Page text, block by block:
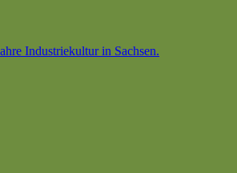
Industriekultur in Sachsen.